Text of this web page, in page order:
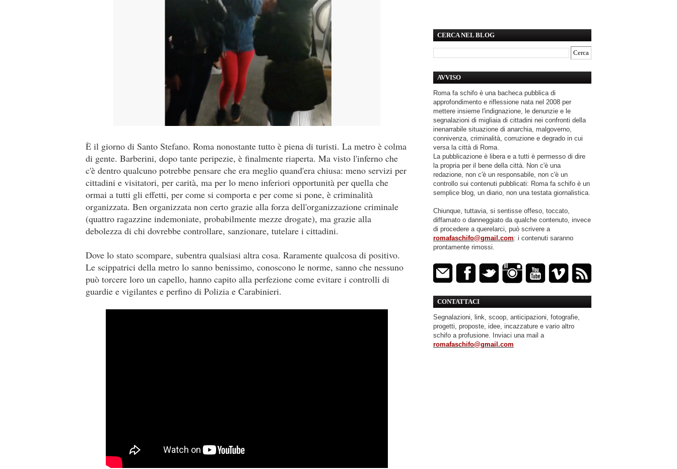
È il giorno di Santo Stefano. Roma nonostante tutto è piena di turisti. La metro è colma
di gente. Barberini, dopo tante peripezie, è finalmente riaperta. Ma visto l'inferno che
c'è dentro qualcuno potrebbe pensare che era meglio quand'era chiusa: meno servizi per
cittadini e visitatori, per carità, ma per lo meno inferiori opportunità per quella che
ormai a tutti gli effetti, per come si comporta e per come si pone, è criminalità
organizzata. Ben organizzata non certo grazie alla forza dell'organizzazione criminale
(quattro ragazzine indemoniate, probabilmente mezze drogate), ma grazie alla
debolezza di chi dovrebbe controllare, sanzionare, tutelare i cittadini.
Dove lo stato scompare, subentra qualsiasi altra cosa. Raramente qualcosa di positivo.
Le scippatrici della metro lo sanno benissimo, conoscono le norme, sanno che nessuno
può torcere loro un capello, hanno capito alla perfezione come evitare i controlli di
guardie e vigilantes e perfino di Polizia e Carabinieri.
CERCA NEL BLOG
AVVISO
Roma fa schifo è una bacheca pubblica di
approfondimento e riflessione nata nel 2008 per
mettere insieme l'indignazione, le denunzie e le
segnalazioni di migliaia di cittadini nei confronti della
inenarrabile situazione di anarchia, malgoverno,
connivenza, criminalità, corruzione e degrado in cui
versa la città di Roma.
La pubblicazione è libera e a tutti è permesso di dire
la propria per il bene della città. Non c'è una
redazione, non c'è un responsabile, non c'è un
controllo sui contenuti pubblicati: Roma fa schifo è un
semplice blog, un diario, non una testata giornalistica.
Chiunque, tuttavia, si sentisse offeso, toccato,
diffamato o danneggiato da qualche contenuto, invece
di procedere a querelarci, può scrivere a
romafaschifo@gmail.com: i contenuti saranno
prontamente rimossi.
CONTATTACI
Segnalazioni, link, scoop, anticipazioni, fotografie,
progetti, proposte, idee, incazzature e vario altro
schifo a profusione. Inviaci una mail a
romafaschifo@gmail.com